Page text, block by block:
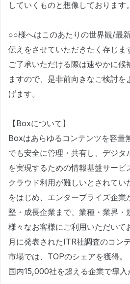
していくものと想像しております。
○○様へはこのあたりの世界観/最
伝えをさせていただきたく存じま
ご了承いただける際は速やかに候
ますので、是非前向きなご検討を
げます。
【Boxについて】
Boxはあらゆるコンテンツを容量
でも安全に管理・共有し、デジタ
を実現するための情報基盤サービ
クラウド利用が難しいとされてい
をはじめ、エンタープライズ企業
堅・成長企業まで、業種・業界・
様々なお客様にご利用いただいて
月に発表されたITR社調査のコン
市場では、TOPのシェアを獲得。
国内15,000社を超える企業で導入